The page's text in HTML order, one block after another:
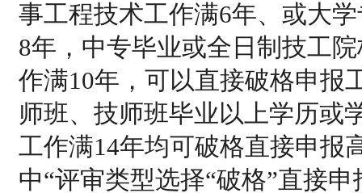
事工程技术工作满6年、或大
8年，中专毕业或全日制技工
作满10年，可以直接破格申报
师班、技师班毕业以上学历或
工作满14年均可破格直接申报
中“评审类型选择“破格”直接申